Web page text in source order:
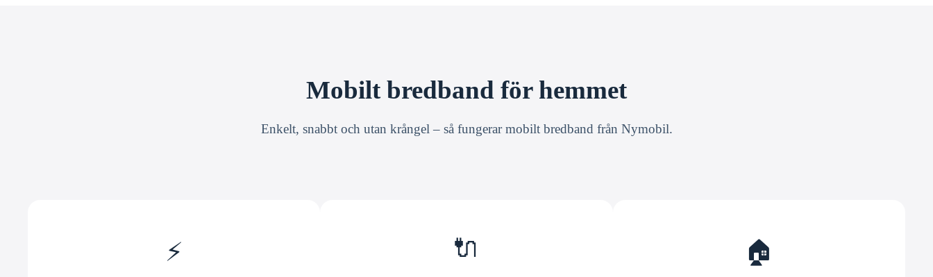
Mobilt bredband för hemmet
Enkelt, snabbt och utan krångel – så fungerar mobilt bredband från Nymobil.
⚡ 🔌 🏠